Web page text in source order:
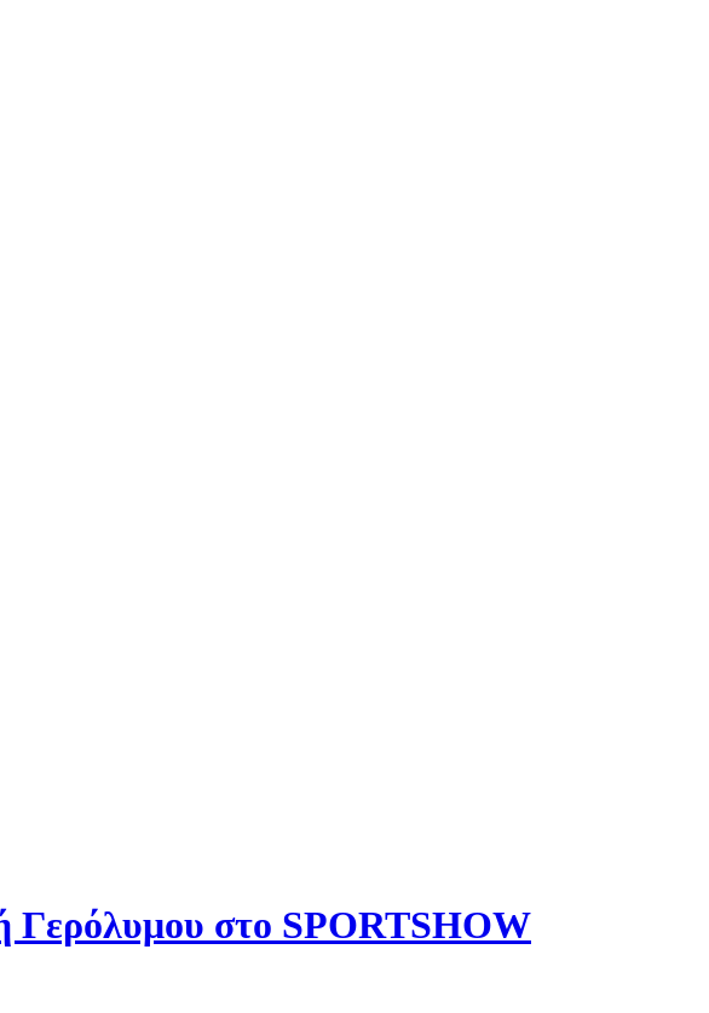
Γερόλυμου στο SPORTSHOW